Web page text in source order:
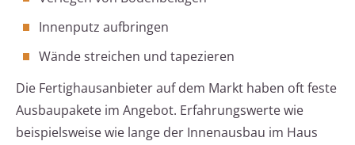
Innenputz aufbringen
Wände streichen und tapezieren
Die Fertighausanbieter auf dem Markt haben oft feste
Ausbaupakete im Angebot. Erfahrungswerte wie
beispielsweise wie lange der Innenausbau im Haus